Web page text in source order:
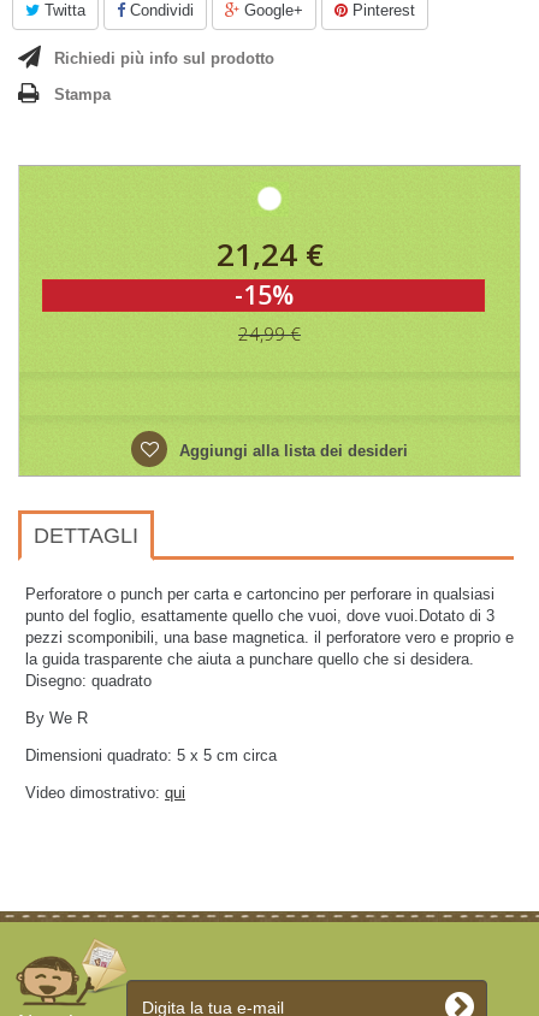
Twitta Condividi Google+ Pinterest
Richiedi più info sul prodotto
Stampa
21,24 €
-15%
24,99 €
Aggiungi alla lista dei desideri
DETTAGLI
Perforatore o punch per carta e cartoncino per perforare in qualsiasi
punto del foglio, esattamente quello che vuoi, dove vuoi.Dotato di 3
pezzi scomponibili, una base magnetica. il perforatore vero e proprio e
la guida trasparente che aiuta a punchare quello che si desidera.
Disegno: quadrato
By We R
Dimensioni quadrato: 5 x 5 cm circa
Video dimostrativo: qui